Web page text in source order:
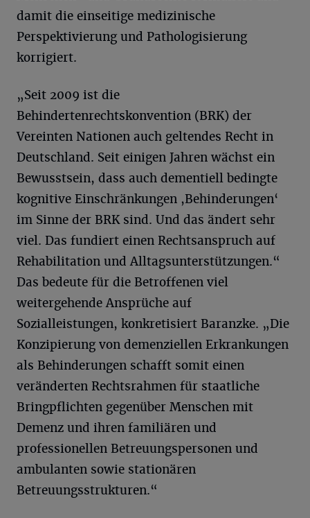
damit die einseitige medizinische
Perspektivierung und Pathologisierung
korrigiert.
„Seit 2009 ist die
Behindertenrechtskonvention (BRK) der
Vereinten Nationen auch geltendes Recht in
Deutschland. Seit einigen Jahren wächst ein
Bewusstsein, dass auch dementiell bedingte
kognitive Einschränkungen ,Behinderungen‘
im Sinne der BRK sind. Und das ändert sehr
viel. Das fundiert einen Rechtsanspruch auf
Rehabilitation und Alltagsunterstützungen.“
Das bedeute für die Betroffenen viel
weitergehende Ansprüche auf
Sozialleistungen, konkretisiert Baranzke. „Die
Konzipierung von demenziellen Erkrankungen
als Behinderungen schafft somit einen
veränderten Rechtsrahmen für staatliche
Bringpflichten gegenüber Menschen mit
Demenz und ihren familiären und
professionellen Betreuungspersonen und
ambulanten sowie stationären
Betreuungsstrukturen.“